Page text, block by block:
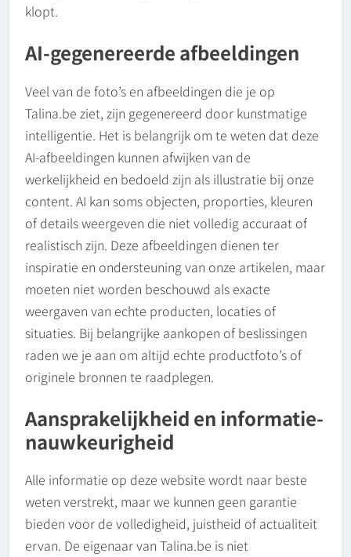
klopt.
AI-gegenereerde afbeeldingen
Veel van de foto’s en afbeeldingen die je op
Talina.be ziet, zijn gegenereerd door kunstmatige
intelligentie. Het is belangrijk om te weten dat deze
AI-afbeeldingen kunnen afwijken van de
werkelijkheid en bedoeld zijn als illustratie bij onze
content. AI kan soms objecten, proporties, kleuren
of details weergeven die niet volledig accuraat of
realistisch zijn. Deze afbeeldingen dienen ter
inspiratie en ondersteuning van onze artikelen, maar
moeten niet worden beschouwd als exacte
weergaven van echte producten, locaties of
situaties. Bij belangrijke aankopen of beslissingen
raden we je aan om altijd echte productfoto’s of
originele bronnen te raadplegen.
Aansprakelijkheid en informatie-
nauwkeurigheid
Alle informatie op deze website wordt naar beste
weten verstrekt, maar we kunnen geen garantie
bieden voor de volledigheid, juistheid of actualiteit
ervan. De eigenaar van Talina.be is niet